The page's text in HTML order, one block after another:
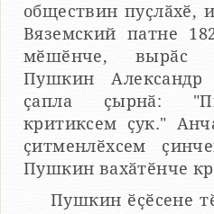
обществин пуҫлӑхӗ,
Вяземский патне
мӗшӗнче, вырӑс
Пушкин Александр
ҫапла ҫырнӑ:
критиксем ҫук."
ҫитменлӗхсем
Пушкин вахӑтӗнче
Пушкин ӗҫӗсене